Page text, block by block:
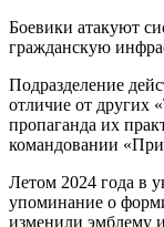
Боевики атакуют
гражданскую
Подразделение
отличие от других
пропаганда их
командовании
Летом 2024 года в
упоминание о
изменили эмблему